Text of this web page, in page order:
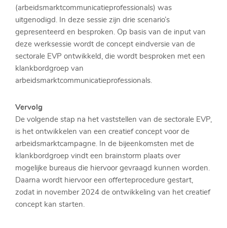
(arbeidsmarktcommunicatieprofessionals) was
uitgenodigd. In deze sessie zijn drie scenario’s
gepresenteerd en besproken. Op basis van de input van
deze werksessie wordt de concept eindversie van de
sectorale EVP ontwikkeld, die wordt besproken met een
klankbordgroep van
arbeidsmarktcommunicatieprofessionals.
Vervolg
De volgende stap na het vaststellen van de sectorale EVP,
is het ontwikkelen van een creatief concept voor de
arbeidsmarktcampagne. In de bijeenkomsten met de
klankbordgroep vindt een brainstorm plaats over
mogelijke bureaus die hiervoor gevraagd kunnen worden.
Daarna wordt hiervoor een offerteprocedure gestart,
zodat in november 2024 de ontwikkeling van het creatief
concept kan starten.